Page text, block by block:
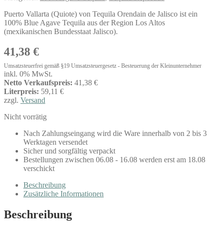
Puerto Vallarta (Quiote) von Tequila Orendain de Jalisco ist ein
100% Blue Agave Tequila aus der Region Los Altos
(mexikanischen Bundesstaat Jalisco).
41,38 €
Umsatzsteuerfrei gemäß §19 Umsatzsteuergesetz - Besteuerung der Kleinunternehmer
inkl. 0% MwSt.
Netto Verkaufspreis: 41,38 €
Literpreis: 59,11 €
zzgl. Versand
Nicht vorrätig
Nach Zahlungseingang wird die Ware innerhalb von 2 bis 3
Werktagen versendet
Sicher und sorgfältig verpackt
Bestellungen zwischen 06.08 - 16.08 werden erst am 18.08
verschickt
Beschreibung
Zusätzliche Informationen
Beschreibung